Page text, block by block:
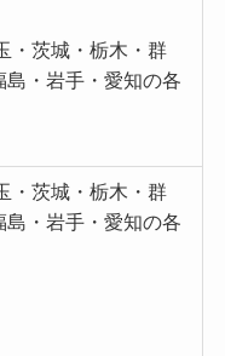
・茨城・栃木・群
・岩手・愛知の各
・茨城・栃木・群
・岩手・愛知の各